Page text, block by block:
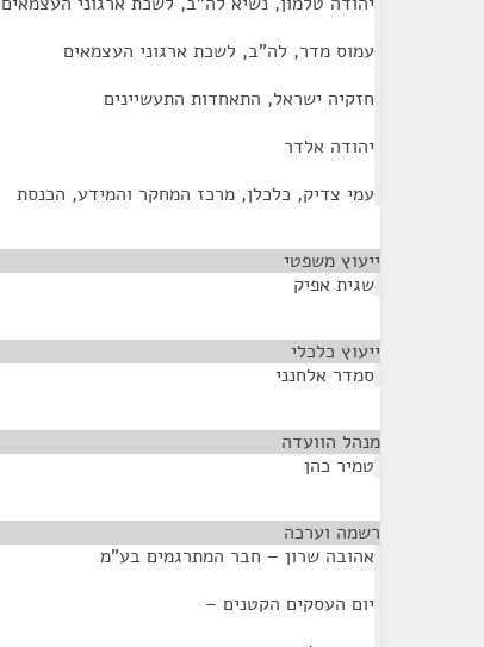
עמוס מדר, לה"ב, לשכת ארגוני העצמאים
חזקיה ישראל, התאחדות התעשיינים
יהודה אלדר
עמי צדיק, כלכלן, מרכז המחקר והמידע, הכנסת
ייעוץ משפטי
שגית אפיק
ייעוץ כלכלי
סמדר אלחנני
מנהל הוועדה
טמיר כהן
רשמה וערכה
אהובה שרון – חבר המתרגמים בע"מ
יום העסקים הקטנים –